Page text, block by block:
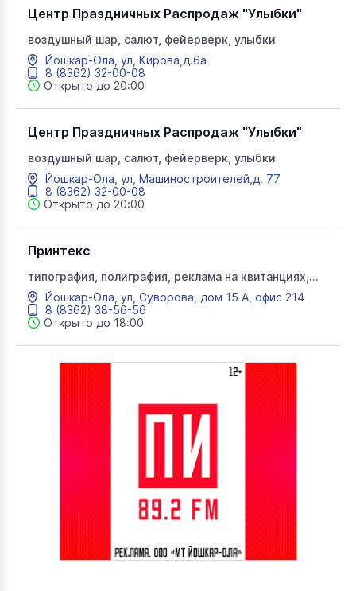
Центр Праздничных Распродаж "Улыбки"
воздушный шар, салют, фейерверк, улыбки
Йошкар-Ола, ул, Кирова,д.6а
8 (8362) 32-00-08
Открыто до 20:00
Центр Праздничных Распродаж "Улыбки"
воздушный шар, салют, фейерверк, улыбки
Йошкар-Ола, ул, Машиностроителей,д. 77
8 (8362) 32-00-08
Открыто до 20:00
Принтекс
типография, полиграфия, реклама на квитанциях,
принтекс
Йошкар-Ола, ул, Суворова, дом 15 А, офис 214
8 (8362) 38-56-56
Открыто до 18:00